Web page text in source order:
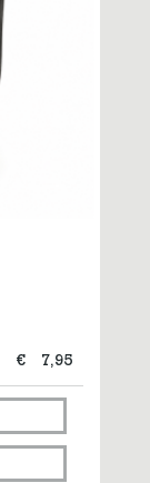
€ 7,95